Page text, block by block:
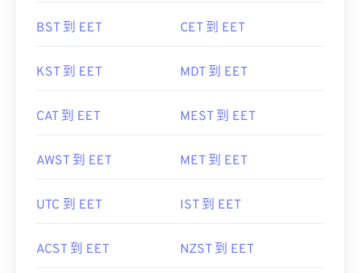
BST 到 EET CET 到 EET
KST 到 EET MDT 到 EET
CAT 到 EET MEST 到 EET
AWST 到 EET MET 到 EET
UTC 到 EET IST 到 EET
ACST 到 EET NZST 到 EET